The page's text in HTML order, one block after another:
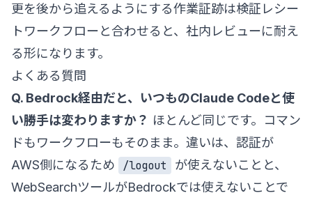
更を後から追えるようにする作業証跡は検証レシー
トワークフローと合わせると、社内レビューに耐え
る形になります。
よくある質問
Q. Bedrock経由だと、いつものClaude Codeと使
い勝手は変わりますか？ ほとんど同じです。コマン
ドもワークフローもそのまま。違いは、認証が
AWS側になるため
/logout
が使えないことと、
WebSearchツールがBedrockでは使えないことで